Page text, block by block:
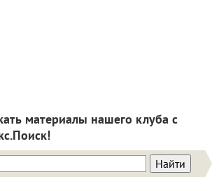
материалы нашего клуба с